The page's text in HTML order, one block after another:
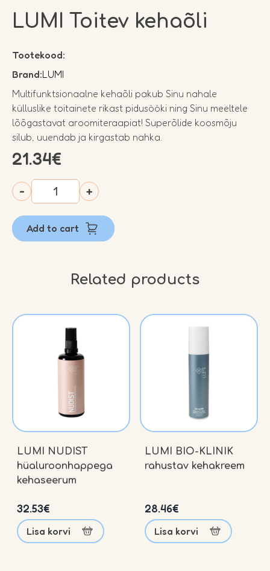
LUMI Toitev kehaõli
Tootekood:
Brand:LUMI
Multifunktsionaalne kehaõli pakub Sinu nahale
külluslike toitainete rikast pidusööki ning Sinu meeltele
lõõgastavat aroomiteraapiat! Superõlide koosmõju
silub, uuendab ja kirgastab nahka.
21.34€
- LUMI
Toitev
kehaõli
quantity
+
Add to cart
Related products
LUMI NUDIST
hüaluroonhappega
kehaseerum
Lisa korvi
32.53€
LUMI BIO-KLINIK
rahustav kehakreem
Lisa korvi
28.46€